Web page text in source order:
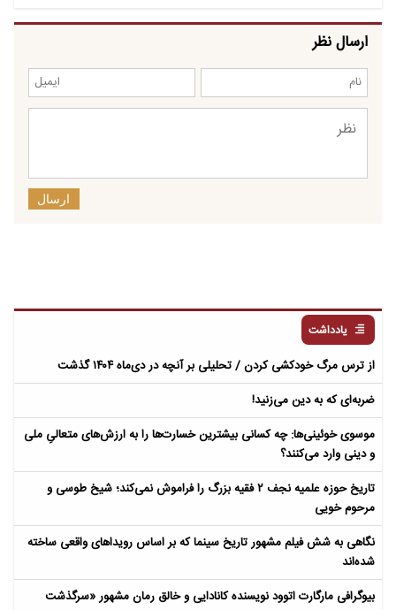
ارسال نظر
ارسال
یادداشت
از ترس مرگ خودکشی کردن / تحلیلی بر آنچه در دی‌ماه ۱۴۰۴ گذشت
ضربه‌ای که به دین می‌زنید!
موسوی خوئینی‌ها: چه کسانی بیشترین خسارت‌ها را به ارزش‌های متعالیِ ملی
و دینی وارد می‌کنند؟
تاریخ حوزه علمیه نجف ۲ فقیه بزرگ را فراموش نمی‌کند؛ شیخ طوسی و
مرحوم خویی
نگاهی به شش فیلم مشهور تاریخ سینما که بر اساس رویداهای واقعی ساخته
شده‌اند
بیوگرافی مارگارت اتوود نویسنده کانادایی و خالق رمان مشهور «سرگذشت